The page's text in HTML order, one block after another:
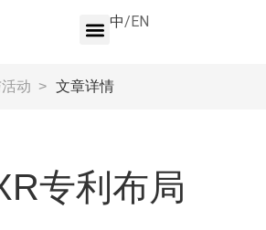
中/EN
动 > 文章详情
专利布局